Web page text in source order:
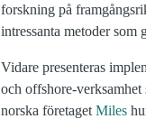
forskning på
intressanta metoder som
Vidare presenteras
och offshore-
norska företaget Miles